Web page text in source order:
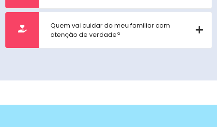
Quem vai cuidar do meu familiar com
atenção de verdade?